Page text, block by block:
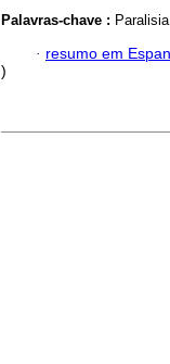
Palavras-chave :
· resumo em
)